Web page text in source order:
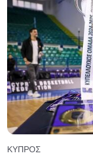
ΚΎΠΡΟΣ